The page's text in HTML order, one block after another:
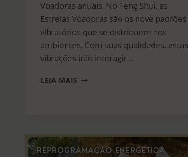
Voadoras anuais. No Feng Shui, as
Estrelas Voadoras são os nove padrões
vibratórios que se distribuem nos
ambientes. Com suas qualidades, estas
vibrações irão interagir…
LEIA MAIS FENG
ANUAIS